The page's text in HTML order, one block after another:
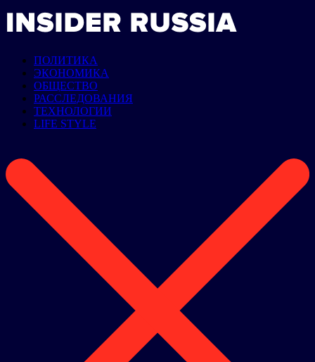
ПОЛИТИКА
ЭКОНОМИКА
ОБЩЕСТВО
РАССЛЕДОВАНИЯ
ТЕХНОЛОГИИ
LIFE STYLE